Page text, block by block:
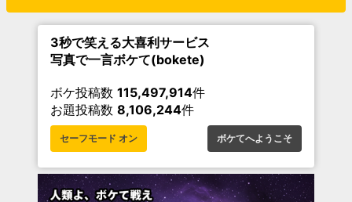
3秒で笑える大喜利サービス
写真で一言ボケて(bokete)
ボケ投稿数 115,497,914件
お題投稿数 8,106,244件
セーフモード オン ボケてへようこそ